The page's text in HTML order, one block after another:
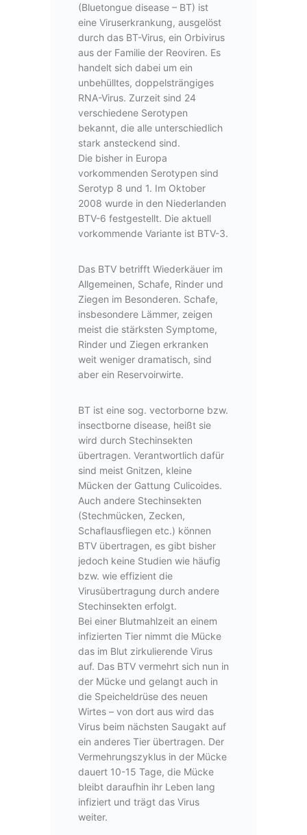
(Bluetongue disease – BT) ist
eine Viruserkrankung, ausgelöst
durch das BT-Virus, ein Orbivirus
aus der Familie der Reoviren. Es
handelt sich dabei um ein
unbehülltes, doppelsträngiges
RNA-Virus. Zurzeit sind 24
verschiedene Serotypen
bekannt, die alle unterschiedlich
stark ansteckend sind.
Die bisher in Europa
vorkommenden Serotypen sind
Serotyp 8 und 1. Im Oktober
2008 wurde in den Niederlanden
BTV-6 festgestellt. Die aktuell
vorkommende Variante ist BTV-3.
Das BTV betrifft Wiederkäuer im
Allgemeinen, Schafe, Rinder und
Ziegen im Besonderen. Schafe,
insbesondere Lämmer, zeigen
meist die stärksten Symptome,
Rinder und Ziegen erkranken
weit weniger dramatisch, sind
aber ein Reservoirwirte.
BT ist eine sog. vectorborne bzw.
insectborne disease, heißt sie
wird durch Stechinsekten
übertragen. Verantwortlich dafür
sind meist Gnitzen, kleine
Mücken der Gattung Culicoides.
Auch andere Stechinsekten
(Stechmücken, Zecken,
Schaflausfliegen etc.) können
BTV übertragen, es gibt bisher
jedoch keine Studien wie häufig
bzw. wie effizient die
Virusübertragung durch andere
Stechinsekten erfolgt.
Bei einer Blutmahlzeit an einem
infizierten Tier nimmt die Mücke
das im Blut zirkulierende Virus
auf. Das BTV vermehrt sich nun in
der Mücke und gelangt auch in
die Speicheldrüse des neuen
Wirtes – von dort aus wird das
Virus beim nächsten Saugakt auf
ein anderes Tier übertragen. Der
Vermehrungszyklus in der Mücke
dauert 10-15 Tage, die Mücke
bleibt daraufhin ihr Leben lang
infiziert und trägt das Virus
weiter.